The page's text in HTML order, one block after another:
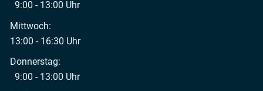
9:00 - 13:00 Uhr
Mittwoch:
13:00 - 16:30 Uhr
Donnerstag:
9:00 - 13:00 Uhr